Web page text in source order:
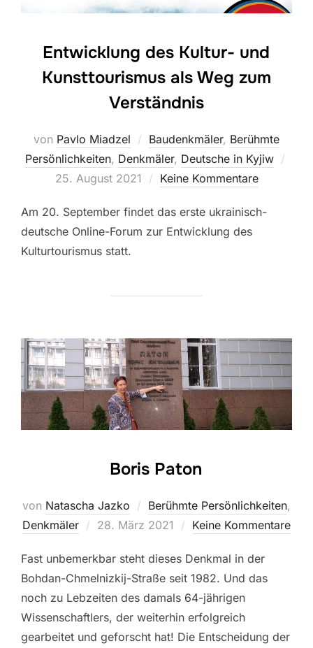
Entwicklung des Kultur- und
Kunsttourismus als Weg zum
Verständnis
von Pavlo Miadzel Baudenkmäler, Berühmte
Persönlichkeiten, Denkmäler, Deutsche in Kyjiw
25. August 2021 Keine Kommentare
Am 20. September findet das erste ukrainisch-
deutsche Online-Forum zur Entwicklung des
Kulturtourismus statt.
Boris Paton
von Natascha Jazko Berühmte Persönlichkeiten,
Denkmäler
Veröffentlicht
28. März 2021 Keine Kommentare
Fast unbemerkbar steht dieses Denkmal in der
Bohdan-Chmelnizkij-Straße seit 1982. Und das
noch zu Lebzeiten des damals 64-jährigen
Wissenschaftlers, der weiterhin erfolgreich
gearbeitet und geforscht hat! Die Entscheidung der